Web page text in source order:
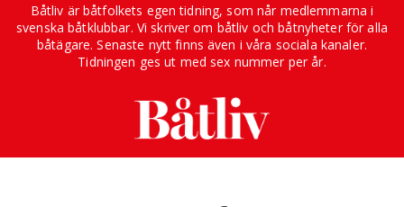
Båtliv är båtfolkets egen tidning, som når medlemmarna i
svenska båtklubbar. Vi skriver om båtliv och båtnyheter för alla
båtägare. Senaste nytt finns även i våra sociala kanaler.
Tidningen ges ut med sex nummer per år.